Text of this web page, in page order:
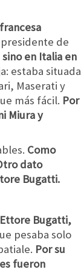
de
en Italia en
estaba situada
Maserati y
más fácil. Por
Miura y
Como
dato
Bugatti.
Bugatti,
pesaba solo
Por su
fueron